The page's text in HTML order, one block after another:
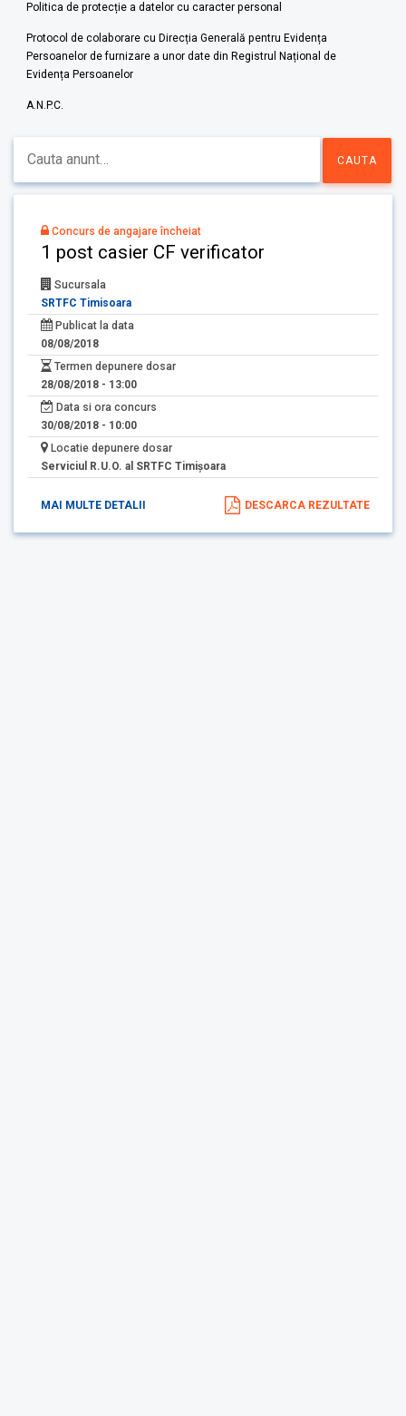
Politica de protecție a datelor cu caracter personal
Protocol de colaborare cu Direcția Generală pentru Evidența
Persoanelor de furnizare a unor date din Registrul Național de
Evidența Persoanelor
A.N.P.C.
Concurs de angajare încheiat
1 post casier CF verificator
Sucursala
SRTFC Timisoara
Publicat la data
08/08/2018
Termen depunere dosar
28/08/2018 - 13:00
Data si ora concurs
30/08/2018 - 10:00
Locatie depunere dosar
Serviciul R.U.O. al SRTFC Timişoara
MAI MULTE DETALII DESCARCA REZULTATE